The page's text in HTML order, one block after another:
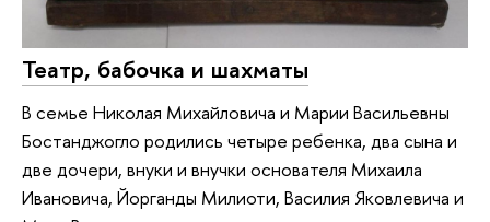
Театр, бабочка и шахматы
В семье Николая Михайловича и Марии Васильевны
Бостанджогло родились четыре ребенка, два сына и
две дочери, внуки и внучки основателя Михаила
Ивановича, Йорганды Милиоти, Василия Яковлевича и